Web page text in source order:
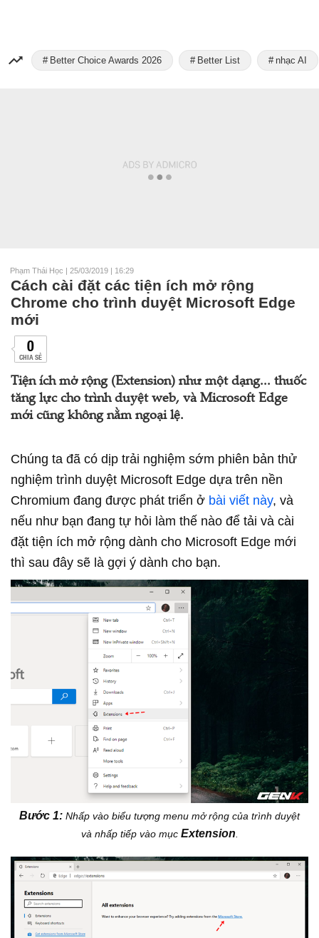
Better Choice Awards 2026 Better List nhạc AI
Phạm Thái Học | 25/03/2019 | 16:29
Cách cài đặt các tiện ích mở rộng
Chrome cho trình duyệt Microsoft Edge
mới
0
CHIA SẺ
Tiện ích mở rộng (Extension) như một dạng... thuốc
tăng lực cho trình duyệt web, và Microsoft Edge
mới cũng không nằm ngoại lệ.
Chúng ta đã có dịp trải nghiệm sớm phiên bản thử
nghiệm trình duyệt Microsoft Edge dựa trên nền
Chromium đang được phát triển ở bài viết này, và
nếu như bạn đang tự hỏi làm thế nào để tải và cài
đặt tiện ích mở rộng dành cho Microsoft Edge mới
thì sau đây sẽ là gợi ý dành cho bạn.
Bước 1: Nhấp vào biểu tượng menu mở rộng của trình duyệt
và nhấp tiếp vào mục Extension